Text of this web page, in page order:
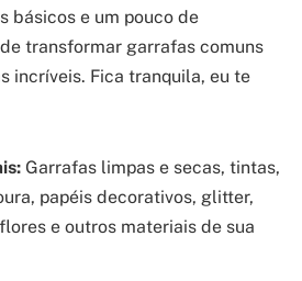
básicos e um pouco de
transformar garrafas comuns
incríveis. Fica tranquila, eu te
Garrafas limpas e secas, tintas,
papéis decorativos, glitter,
e outros materiais de sua